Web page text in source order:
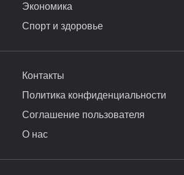
Экономика
Спорт и здоровье
Контакты
Политика конфиденциальности
Соглашение пользователя
О нас